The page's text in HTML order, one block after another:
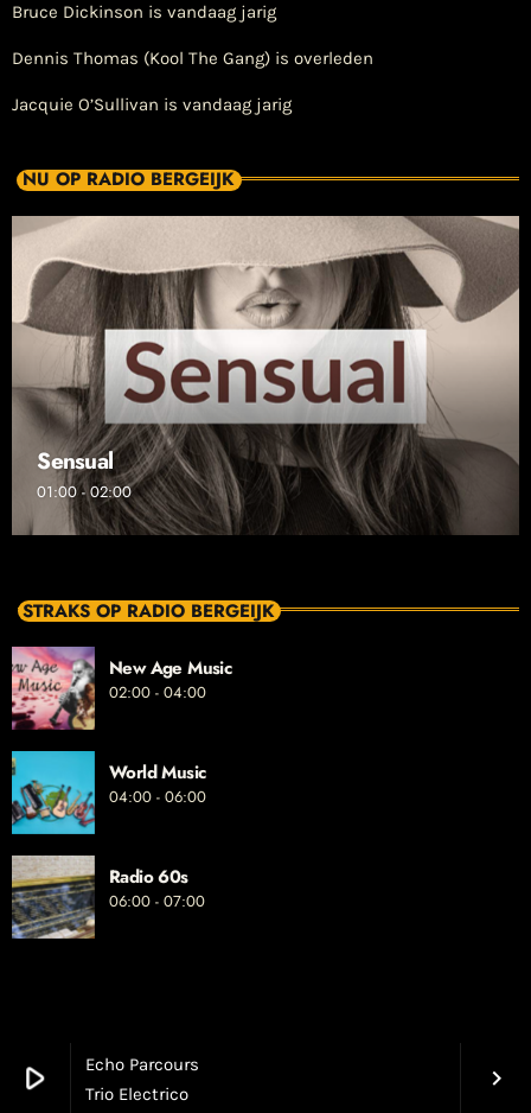
play_arrow
Echo Parcours
Trio Electrico
keyboard_arrow_right
Bruce Dickinson is vandaag jarig
Dennis Thomas (Kool The Gang) is overleden
Jacquie O’Sullivan is vandaag jarig
NU OP RADIO BERGEIJK
Sensual
01:00 - 02:00
STRAKS OP RADIO BERGEIJK
New Age Music
02:00 - 04:00
World Music
04:00 - 06:00
Radio 60s
06:00 - 07:00